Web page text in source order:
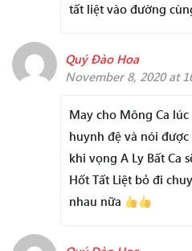
tất liệt vào đường
Quý Đào Hoa
November 8, 2020 at
May cho Mông Ca
huynh đệ và nói
khi vọng A Ly Bất Ca
Hốt Tất Liệt bỏ đi
nhau nữa